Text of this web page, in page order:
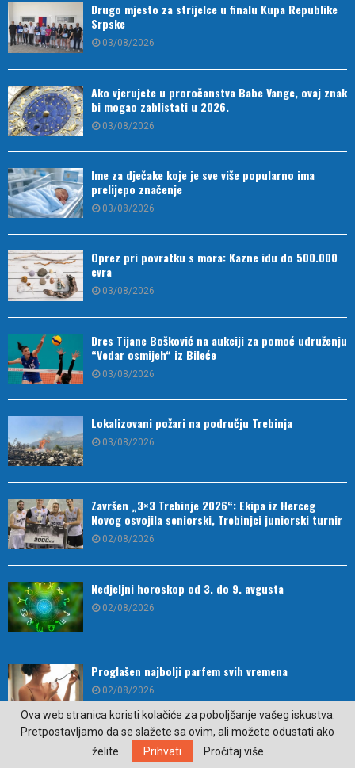
Drugo mjesto za strijelce u finalu Kupa Republike
Srpske
03/08/2026
Ako vjerujete u proročanstva Babe Vange, ovaj znak
bi mogao zablistati u 2026.
03/08/2026
Ime za dječake koje je sve više popularno ima
prelijepo značenje
03/08/2026
Oprez pri povratku s mora: Kazne idu do 500.000
evra
03/08/2026
Dres Tijane Bošković na aukciji za pomoć udruženju
“Vedar osmijeh“ iz Bileće
03/08/2026
Lokalizovani požari na području Trebinja
03/08/2026
Završen „3×3 Trebinje 2026“: Ekipa iz Herceg
Novog osvojila seniorski, Trebinjci juniorski turnir
02/08/2026
Nedjeljni horoskop od 3. do 9. avgusta
02/08/2026
Proglašen najbolji parfem svih vremena
02/08/2026
Ova web stranica koristi kolačiće za poboljšanje vašeg iskustva.
Pretpostavljamo da se slažete sa ovim, ali možete odustati ako
želite.
Prihvati Pročitaj više